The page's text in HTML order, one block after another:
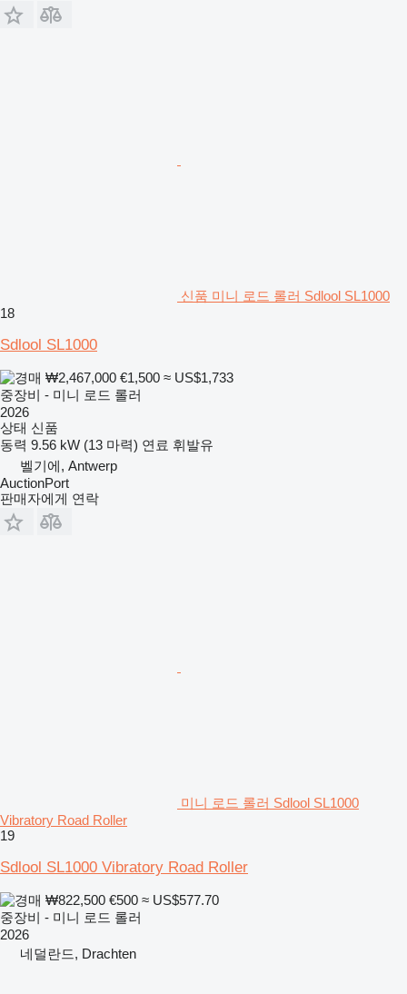
신품 미니 로드 롤러 Sdlool SL1000
18
Sdlool SL1000
₩2,467,000 €1,500 ≈ US$1,733
중장비 - 미니 로드 롤러
2026
상태 신품
동력 9.56 kW (13 마력) 연료 휘발유
벨기에, Antwerp
AuctionPort
판매자에게 연락
미니 로드 롤러 Sdlool SL1000
Vibratory Road Roller
19
Sdlool SL1000 Vibratory Road Roller
₩822,500 €500 ≈ US$577.70
중장비 - 미니 로드 롤러
2026
네덜란드, Drachten